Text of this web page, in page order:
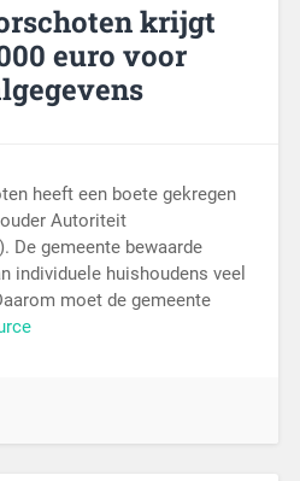
krijgt
euro voor
heeft een boete gekregen
Autoriteit
De gemeente bewaarde
individuele huishoudens veel
moet de gemeente